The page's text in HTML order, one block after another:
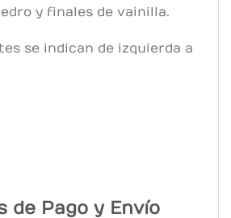
y finales de vainilla.
se indican de izquierda a
de Pago y Envío